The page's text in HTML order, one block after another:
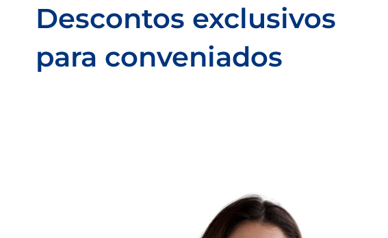
Descontos exclusivos
para conveniados